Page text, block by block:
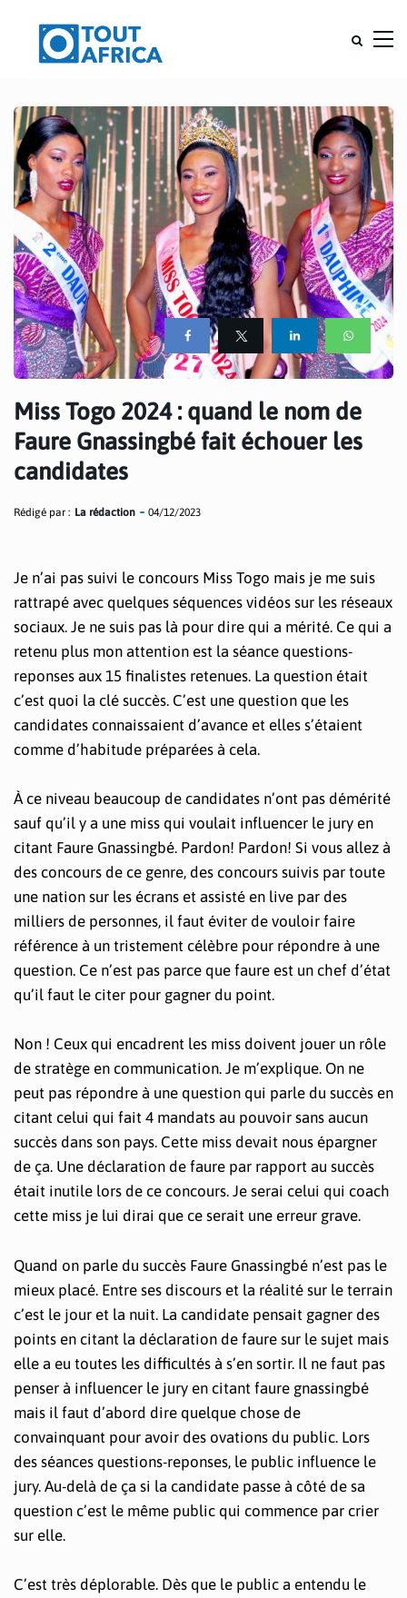
Miss Togo 2024 : quand le nom de
Faure Gnassingbé fait échouer les
candidates
Rédigé par : La rédaction 04/12/2023
Je n’ai pas suivi le concours Miss Togo mais je me suis
rattrapé avec quelques séquences vidéos sur les réseaux
sociaux. Je ne suis pas là pour dire qui a mérité. Ce qui a
retenu plus mon attention est la séance questions-
reponses aux 15 finalistes retenues. La question était
c’est quoi la clé succès. C’est une question que les
candidates connaissaient d’avance et elles s’étaient
comme d’habitude préparées à cela.
À ce niveau beaucoup de candidates n’ont pas démérité
sauf qu’il y a une miss qui voulait influencer le jury en
citant Faure Gnassingbé. Pardon! Pardon! Si vous allez à
des concours de ce genre, des concours suivis par toute
une nation sur les écrans et assisté en live par des
milliers de personnes, il faut éviter de vouloir faire
référence à un tristement célèbre pour répondre à une
question. Ce n’est pas parce que faure est un chef d’état
qu’il faut le citer pour gagner du point.
Non ! Ceux qui encadrent les miss doivent jouer un rôle
de stratège en communication. Je m’explique. On ne
peut pas répondre à une question qui parle du succès en
citant celui qui fait 4 mandats au pouvoir sans aucun
succès dans son pays. Cette miss devait nous épargner
de ça. Une déclaration de faure par rapport au succès
était inutile lors de ce concours. Je serai celui qui coach
cette miss je lui dirai que ce serait une erreur grave.
Quand on parle du succès Faure Gnassingbé n’est pas le
mieux placé. Entre ses discours et la réalité sur le terrain
c’est le jour et la nuit. La candidate pensait gagner des
points en citant la déclaration de faure sur le sujet mais
elle a eu toutes les difficultés à s’en sortir. Il ne faut pas
penser à influencer le jury en citant faure gnassingbé
mais il faut d’abord dire quelque chose de
convainquant pour avoir des ovations du public. Lors
des séances questions-reponses, le public influence le
jury. Au-delà de ça si la candidate passe à côté de sa
question c’est le même public qui commence par crier
sur elle.
C’est très déplorable. Dès que le public a entendu le